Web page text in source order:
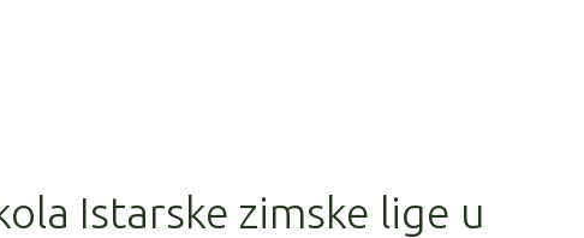
Istarske zimske lige u